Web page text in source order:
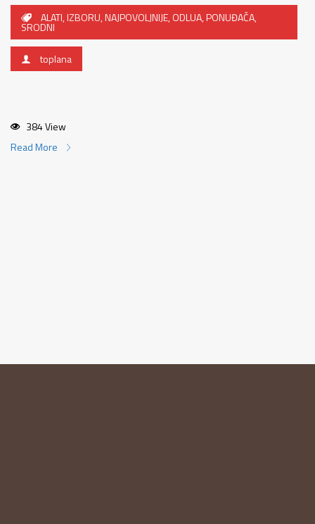
ALATI,IZBORU,NAJPOVOLJNIJE,ODLUA,PONUĐAČA,
SRODNI
toplana
384 View
Read More